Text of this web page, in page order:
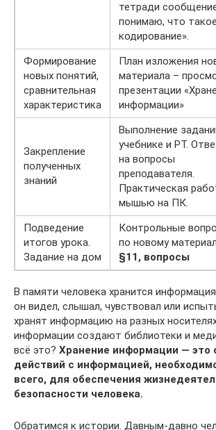
тетради
понимаю, что такое
кодирование».
Формирование
новых понятий,
сравнительная
характеристика
План изложения
материала –
презентации
информации»
Закрепление
полученных
знаний
Выполнение
учебнике и РТ.
на вопросы
преподавателя.
Практическая
мышью на ПК.
Подведение
итогов урока.
Задание на дом
Контрольные
по новому
§11, вопросы
В памяти человека хранится
он видел, слышал, чувствовал или
хранят информацию на разных
информации создают библиотеки и
всё это? Хранение информации — это
действий с информацией,
всего, для обеспечения
безопасности человека.
Обратимся к истории. Давным-давно